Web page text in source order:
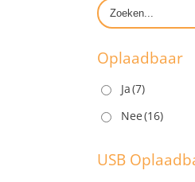
Oplaadbaar
Ja(7)
Nee(16)
USB